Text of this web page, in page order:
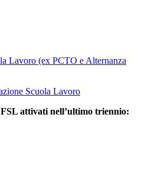
Lavoro (ex PCTO e Alternanza
Scuola Lavoro
attivati nell’ultimo triennio: